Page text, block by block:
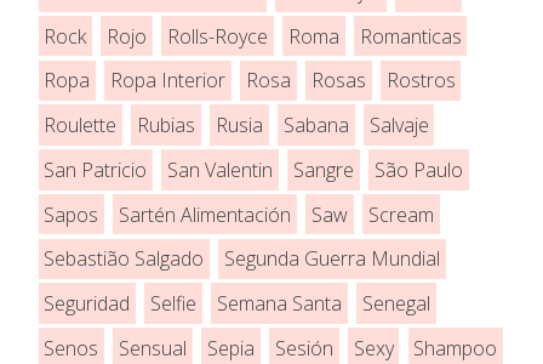
Rock
Rojo Rolls-Royce Roma
Romanticas
Ropa
Ropa Interior Rosa Rosas
Rostros
Roulette
Rubias Rusia Sabana
Salvaje
San Patricio
San Valentin Sangre
São Paulo
Sapos
Sartén Alimentación Saw
Scream
Sebastião Salgado
Segunda Guerra Mundial
Seguridad
Selfie Semana Santa
Senegal
Senos
Sensual Sepia Sesión Sexy
Shampoo